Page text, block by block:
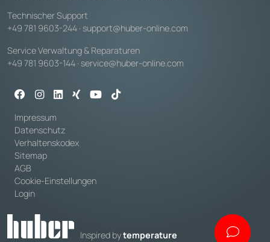
Technischer Support
+49 781 9603-244 · support@huber-online.com
Service Verwaltung & Reparaturen
+49 781 9603-144 · service@huber-online.com
Impressum
Datenschutz
Verhaltenskodex
Sitemap
AGB
Cookie-Einstellungen
Login
Inspired bytemperature